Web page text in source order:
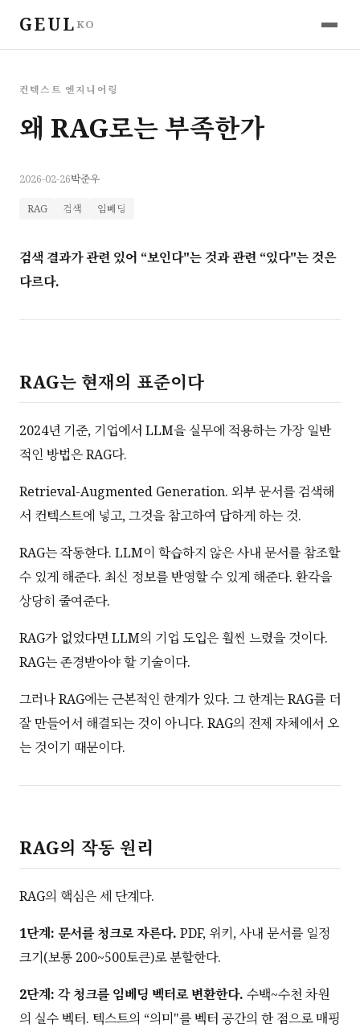
GEUL KO
컨텍스트 엔지니어링
왜 RAG로는 부족한가
2026-02-26박준우
RAG 검색 임베딩
검색 결과가 관련 있어 “보인다"는 것과 관련 “있다"는 것은
다르다.
RAG는 현재의 표준이다
2024년 기준, 기업에서 LLM을 실무에 적용하는 가장 일반
적인 방법은 RAG다.
Retrieval-Augmented Generation. 외부 문서를 검색해
서 컨텍스트에 넣고, 그것을 참고하여 답하게 하는 것.
RAG는 작동한다. LLM이 학습하지 않은 사내 문서를 참조할
수 있게 해준다. 최신 정보를 반영할 수 있게 해준다. 환각을
상당히 줄여준다.
RAG가 없었다면 LLM의 기업 도입은 훨씬 느렸을 것이다.
RAG는 존경받아야 할 기술이다.
그러나 RAG에는 근본적인 한계가 있다. 그 한계는 RAG를 더
잘 만들어서 해결되는 것이 아니다. RAG의 전제 자체에서 오
는 것이기 때문이다.
RAG의 작동 원리
RAG의 핵심은 세 단계다.
1단계: 문서를 청크로 자른다. PDF, 위키, 사내 문서를 일정
크기(보통 200~500토큰)로 분할한다.
2단계: 각 청크를 임베딩 벡터로 변환한다. 수백~수천 차원
의 실수 벡터. 텍스트의 “의미"를 벡터 공간의 한 점으로 매핑